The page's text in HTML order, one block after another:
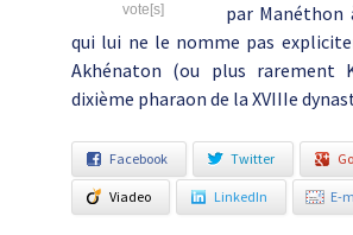
vote[s]
par Manéthon
qui lui ne le nomme pas
Akhénaton (ou plus rarement
dixième pharaon de la XVIIIe
Facebook Twitter
Viadeo LinkedIn E-